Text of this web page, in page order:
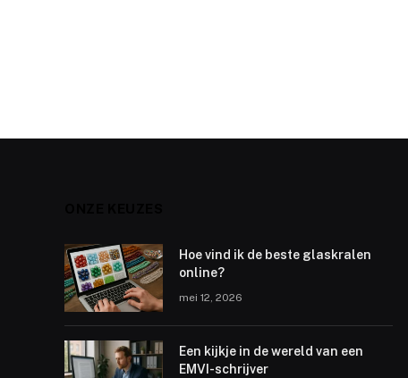
Hoe vind ik de beste glaskralen
online?
mei 12, 2026
Een kijkje in de wereld van een
EMVI-schrijver